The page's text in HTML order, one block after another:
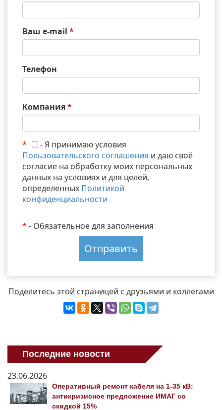
Ваш e-mail *
Телефон
Компания*
*
- Я принимаю условия
Пользовательского соглашения и даю своё
согласие на обработку моих персональных
данных на условиях и для целей,
определенных Политикой
конфиденциальности
* - Обязательное для заполнения
Поделитесь этой страницей с друзьями и коллегами
Последние новости
23.06.2026
Оперативный ремонт кабеля на 1-35 кВ:
антикризисное предложение ИМАГ со
скидкой 15%